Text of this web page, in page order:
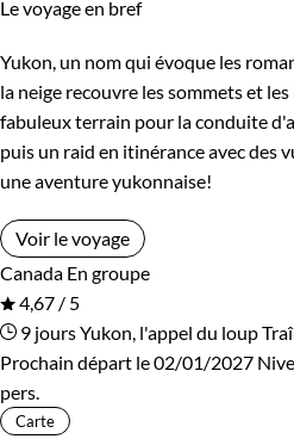
Le voyage en bref
Yukon, un nom qui évoque les
la neige recouvre les sommets et
fabuleux terrain pour la conduite
puis un raid en itinérance avec des
une aventure yukonnaise!
Voir le voyage
Canada En groupe
4,67 / 5
9 joursYukon, l'appel du loup
Prochain départ le 02/01/2027
pers.
Carte